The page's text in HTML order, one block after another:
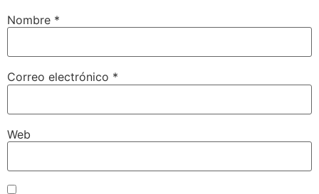
Nombre *
Correo electrónico *
Web